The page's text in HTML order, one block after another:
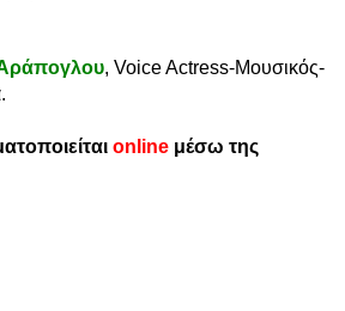
, Voice Actress-Μουσικός-
online μέσω της